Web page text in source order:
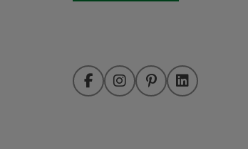
FacebookInstagramPinterestLinkedIn